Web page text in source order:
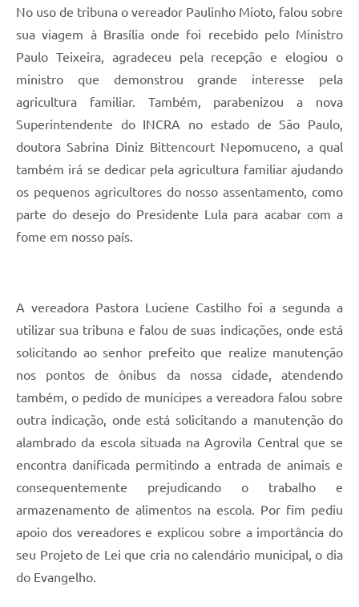
No uso de tribuna o vereador Paulinho Mioto, falou sobre
sua viagem à Brasília onde foi recebido pelo Ministro
Paulo Teixeira, agradeceu pela recepção e elogiou o
ministro que demonstrou grande interesse pela
agricultura familiar. Também, parabenizou a nova
Superintendente do INCRA no estado de São Paulo,
doutora Sabrina Diniz Bittencourt Nepomuceno, a qual
também irá se dedicar pela agricultura familiar ajudando
os pequenos agricultores do nosso assentamento, como
parte do desejo do Presidente Lula para acabar com a
fome em nosso país.
A vereadora Pastora Luciene Castilho foi a segunda a
utilizar sua tribuna e falou de suas indicações, onde está
solicitando ao senhor prefeito que realize manutenção
nos pontos de ônibus da nossa cidade, atendendo
também, o pedido de munícipes a vereadora falou sobre
outra indicação, onde está solicitando a manutenção do
alambrado da escola situada na Agrovila Central que se
encontra danificada permitindo a entrada de animais e
consequentemente prejudicando o trabalho e
armazenamento de alimentos na escola. Por fim pediu
apoio dos vereadores e explicou sobre a importância do
seu Projeto de Lei que cria no calendário municipal, o dia
do Evangelho.